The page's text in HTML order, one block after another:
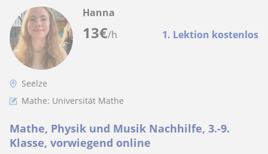
13€/h 1. Lektion kostenlos
Hanna
Seelze
Mathe: Universität Mathe
Mathe, Physik und Musik Nachhilfe, 3.-9.
Klasse, vorwiegend online